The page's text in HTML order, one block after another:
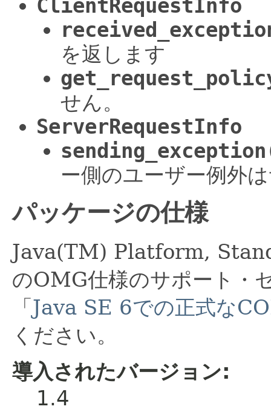
ClientRequestInfo
を返します
せん。
ServerRequestInfo
ー側のユーザー例外
パッケージの仕様
Java(TM) Platform,
のOMG仕様のサポート・
「 Java SE 6での正式な
ください。
導入されたバージョン:
1.4